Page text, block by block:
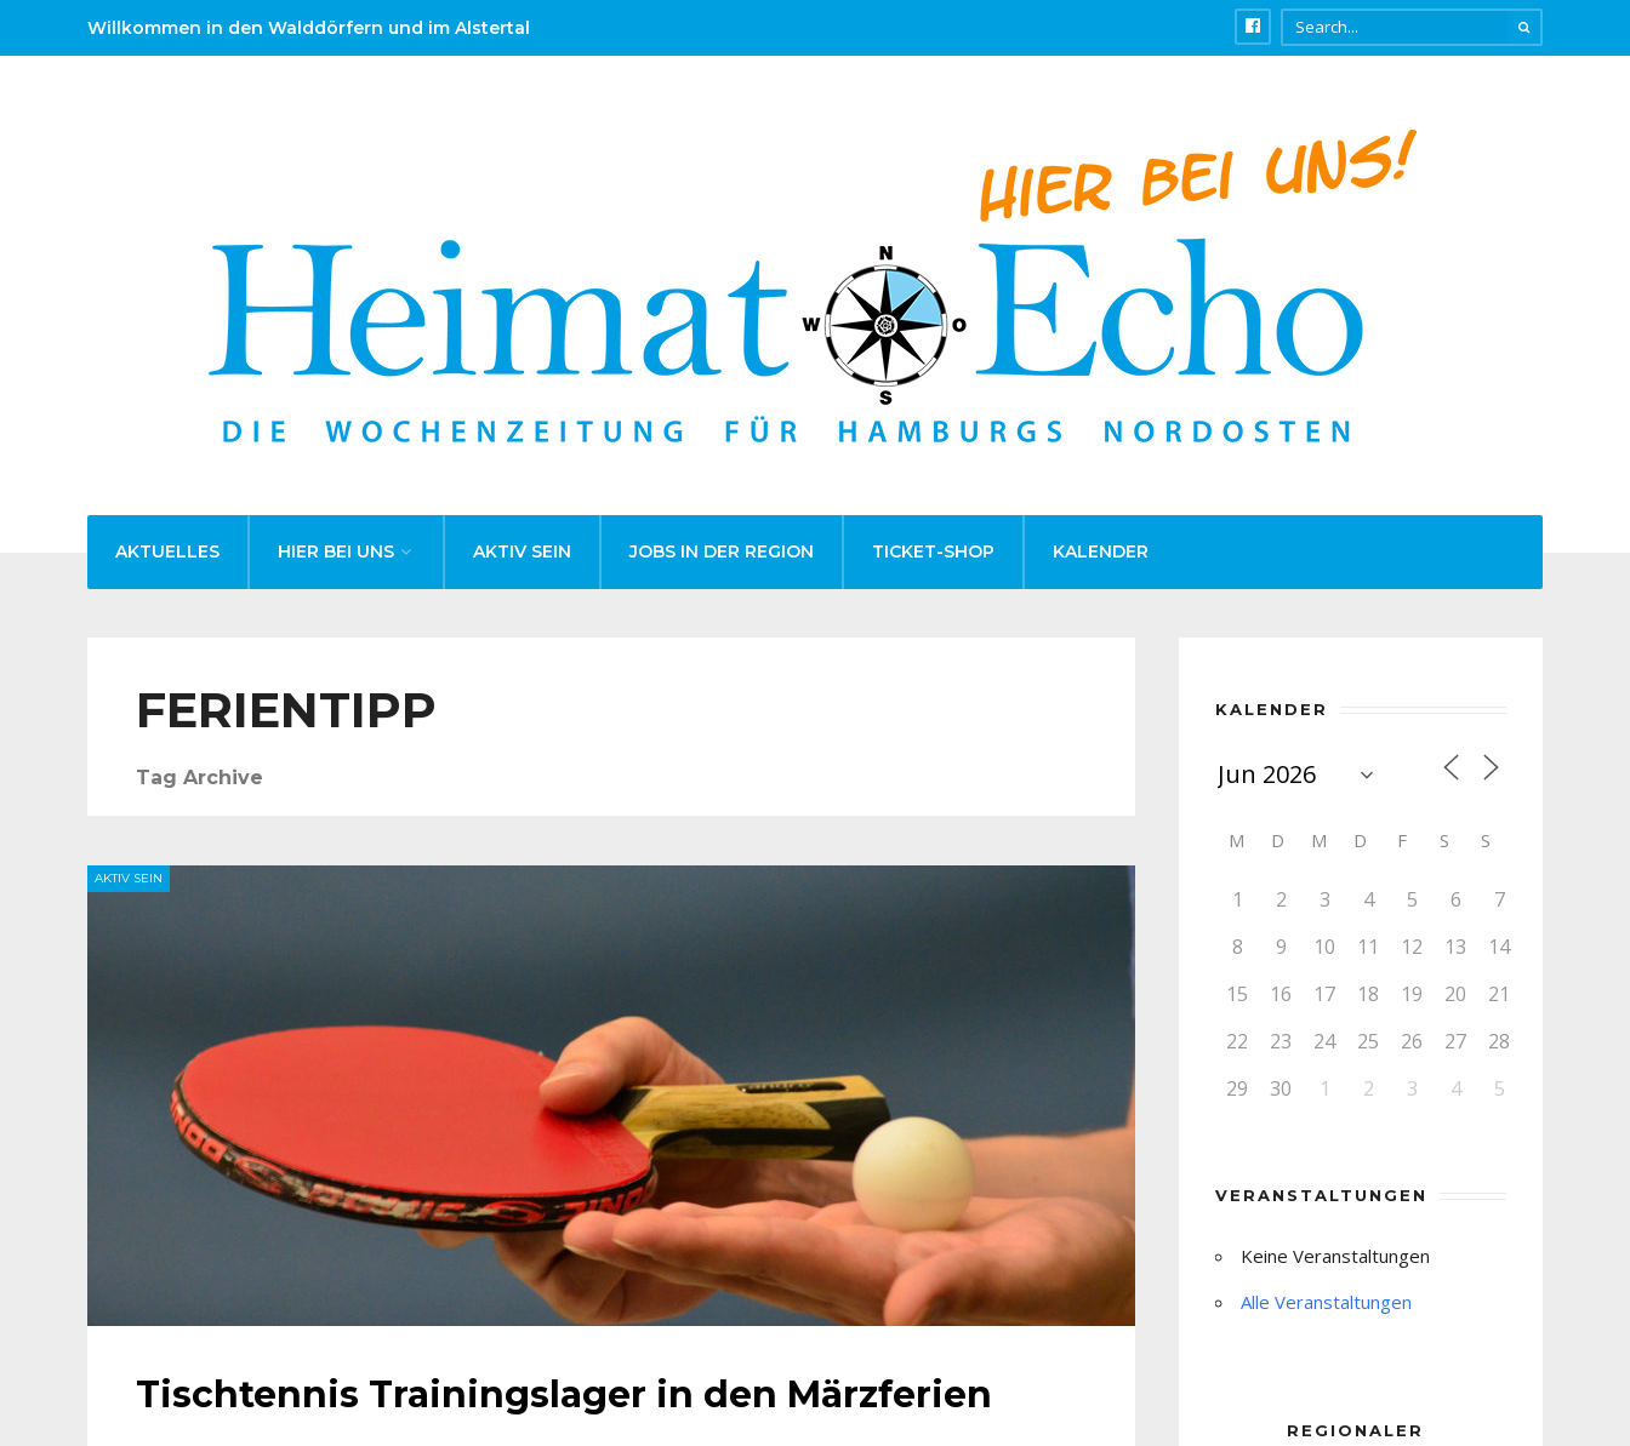
Willkommen in den Walddörfern und im Alstertal
AKTUELLES HIER BEI UNS AKTIV SEIN JOBS IN DER REGION TICKET-SHOP KALENDER
FERIENTIPP
Tag Archive
AKTIV SEIN
Tischtennis Trainingslager in den Märzferien
KALENDER
M D M D F S S
1 2 3 4 5 6
7
8
9 10 11 12 13
14
15
16 17 18 19 20
21
22
23 24 25 26 27
28
29
30 1 2 3 4 5
VERANSTALTUNGEN
Keine Veranstaltungen
Alle Veranstaltungen
REGIONALER